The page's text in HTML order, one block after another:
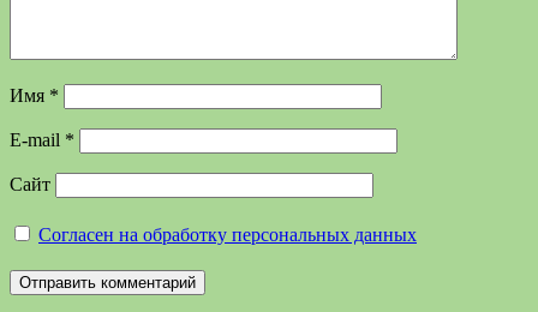
Имя *
E-mail *
Сайт
Согласен на обработку персональных данных